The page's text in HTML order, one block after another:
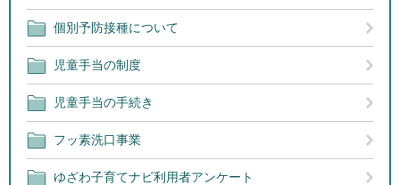
個別予防接種について
児童手当の制度
児童手当の手続き
フッ素洗口事業
ゆざわ子育てナビ利用者アンケート